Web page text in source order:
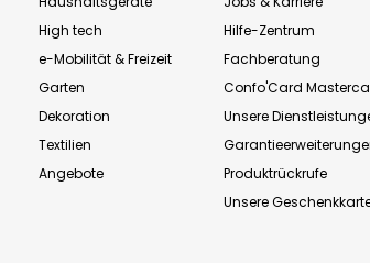
High tech
e-Mobilität & Freizeit
Garten
Dekoration
Textilien
Angebote
Hilfe-Zentrum
Fachberatung
Confo'Card
Unsere
Produktrückrufe
Unsere